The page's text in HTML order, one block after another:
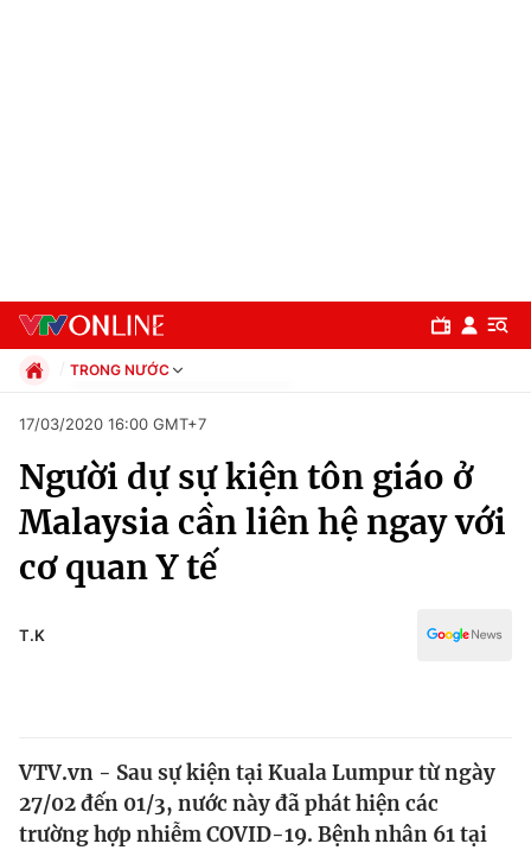
Chuyên mục
Chính trị
Thế giới
TRONG NƯỚC
Xã hội
Pháp luật
Thể thao
Truyền hình
Văn hóa - Giải trí
17/03/2020 16:00 GMT+7
Người dự sự kiện tôn giáo ở
Malaysia cần liên hệ ngay với
cơ quan Y tế
T.K
VTV.vn - Sau sự kiện tại Kuala Lumpur từ ngày
27/02 đến 01/3, nước này đã phát hiện các
trường hợp nhiễm COVID-19. Bệnh nhân 61 tại